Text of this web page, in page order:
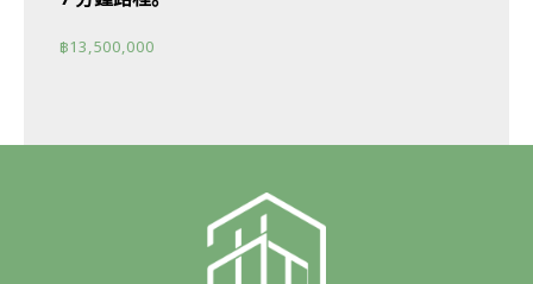
฿13,500,000